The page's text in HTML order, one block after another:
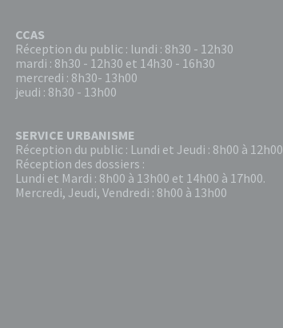
CCAS
Réception du public : lundi : 8h30 - 12h30
mardi : 8h30 - 12h30 et 14h30 - 16h30
mercredi : 8h30- 13h00
jeudi : 8h30 - 13h00
SERVICE URBANISME
Réception du public : Lundi et Jeudi : 8h00 à 12h00
Réception des dossiers :
Lundi et Mardi : 8h00 à 13h00 et 14h00 à 17h00.
Mercredi, Jeudi, Vendredi : 8h00 à 13h00